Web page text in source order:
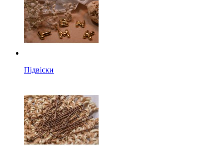
Підвіски